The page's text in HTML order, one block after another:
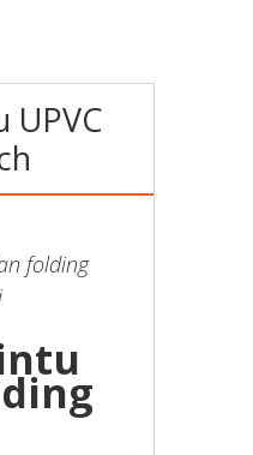
UPVC
folding